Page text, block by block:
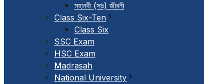
মহানবী (সাঃ) জীবনী
Class Six-Ten
Class Six
SSC Exam
HSC Exam
Madrasah
National University